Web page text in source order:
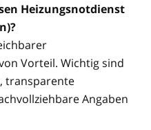
Heizungsnotdienst
Vorteil. Wichtig sind
transparente
Angaben